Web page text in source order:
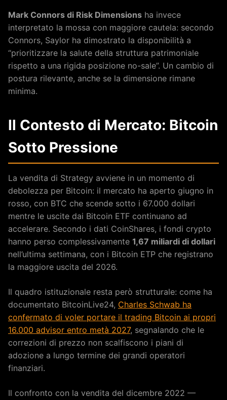
Mark Connors di Risk Dimensions ha invece
interpretato la mossa con maggiore cautela: secondo
Connors, Saylor ha dimostrato la disponibilità a
“prioritizzare la salute della struttura patrimoniale
rispetto a una rigida posizione no-sale”. Un cambio di
postura rilevante, anche se la dimensione rimane
minima.
Il Contesto di Mercato: Bitcoin
Sotto Pressione
La vendita di Strategy avviene in un momento di
debolezza per Bitcoin: il mercato ha aperto giugno in
rosso, con BTC che scende sotto i 67.000 dollari
mentre le uscite dai Bitcoin ETF continuano ad
accelerare. Secondo i dati CoinShares, i fondi crypto
hanno perso complessivamente 1,67 miliardi di dollari
nell’ultima settimana, con i Bitcoin ETP che registrano
la maggiore uscita del 2026.
Il quadro istituzionale resta però strutturale: come ha
documentato BitcoinLive24, Charles Schwab ha
confermato di voler portare il trading Bitcoin ai propri
16.000 advisor entro metà 2027, segnalando che le
correzioni di prezzo non scalfiscono i piani di
adozione a lungo termine dei grandi operatori
finanziari.
Il confronto con la vendita del dicembre 2022 —